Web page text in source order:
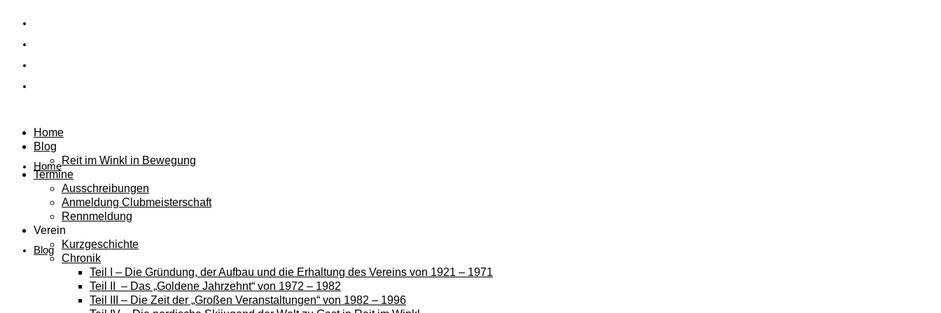
Home
Blog
Home
Blog
Reit im Winkl in Bewegung
Termine
Ausschreibungen
Anmeldung Clubmeisterschaft
Rennmeldung
Verein
Kurzgeschichte
Chronik
Teil I – Die Gründung, der Aufbau und die Erhaltung des Vereins von 1921 – 1971
Teil II – Das „Goldene Jahrzehnt“ von 1972 – 1982
Teil III – Die Zeit der „Großen Veranstaltungen“ von 1982 – 1996